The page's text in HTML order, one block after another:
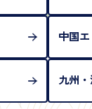
中国
九州